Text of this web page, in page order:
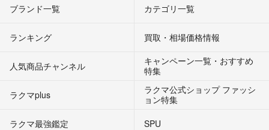
ブランド一覧 カテゴリ一覧
ランキング 買取・相場価格情報
人気商品チャンネル
キャンペーン一覧・おすすめ
特集
ラクマplus
ラクマ公式ショップ ファッシ
ョン特集
ラクマ最強鑑定
SPU